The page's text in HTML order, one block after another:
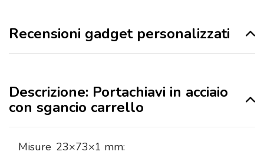
Recensioni gadget personalizzati
Descrizione: Portachiavi in acciaio
con sgancio carrello
Misure 23×73×1 mm: